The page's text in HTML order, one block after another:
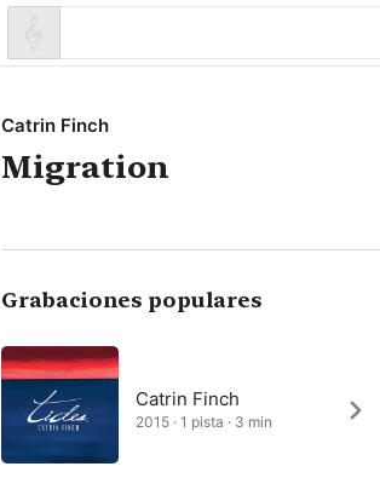
Catrin Finch
Migration
Grabaciones populares
Catrin Finch
2015 · 1 pista · 3 min